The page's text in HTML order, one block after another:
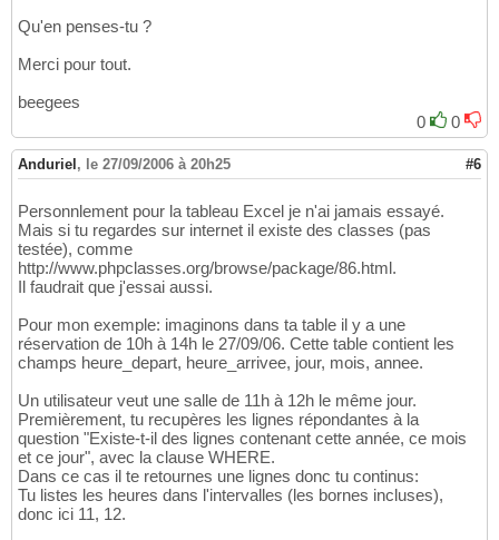
Qu'en penses-tu ?
Merci pour tout.
beegees
0
0
Anduriel, le 27/09/2006 à 20h25 #6
Personnlement pour la tableau Excel je n'ai jamais essayé.
Mais si tu regardes sur internet il existe des classes (pas
testée), comme
http://www.phpclasses.org/browse/package/86.html.
Il faudrait que j'essai aussi.
Pour mon exemple: imaginons dans ta table il y a une
réservation de 10h à 14h le 27/09/06. Cette table contient les
champs heure_depart, heure_arrivee, jour, mois, annee.
Un utilisateur veut une salle de 11h à 12h le même jour.
Premièrement, tu recupères les lignes répondantes à la
question "Existe-t-il des lignes contenant cette année, ce mois
et ce jour", avec la clause WHERE.
Dans ce cas il te retournes une lignes donc tu continus:
Tu listes les heures dans l'intervalles (les bornes incluses),
donc ici 11, 12.